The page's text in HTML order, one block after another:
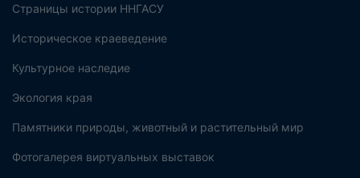
Страницы истории ННГАСУ
Историческое краеведение
Культурное наследие
Экология края
Памятники природы, животный и растительный мир
Фотогалерея виртуальных выставок